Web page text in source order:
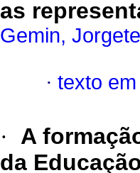
as
Gemin,
· texto
·
A
da